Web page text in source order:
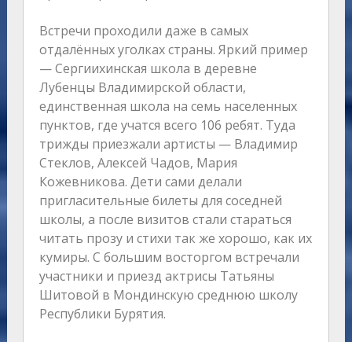
Встречи проходили даже в самых
отдалённых уголках страны. Яркий пример
— Сергиихинская школа в деревне
Лубенцы Владимирской области,
единственная школа на семь населенных
пунктов, где учатся всего 106 ребят. Туда
трижды приезжали артисты — Владимир
Стеклов, Алексей Чадов, Мария
Кожевникова. Дети сами делали
пригласительные билеты для соседней
школы, а после визитов стали стараться
читать прозу и стихи так же хорошо, как их
кумиры. С большим восторгом встречали
участники и приезд актрисы Татьяны
Шитовой в Мондинскую среднюю школу
Республики Бурятия.